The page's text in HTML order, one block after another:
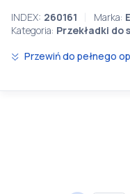
INDEX: 260161 Marka:
Kategoria: Przekładki do
Przewiń do pełnego